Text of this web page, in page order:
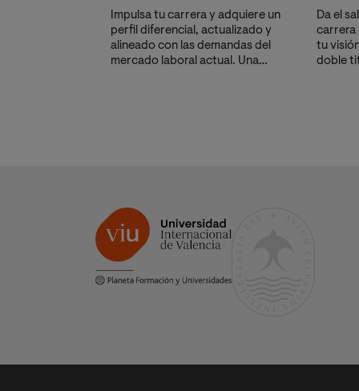
Impulsa tu carrera y adquiere un
perfil diferencial, actualizado y
alineado con las demandas del
mercado laboral actual. Una
Da el
carrera
tu
doble